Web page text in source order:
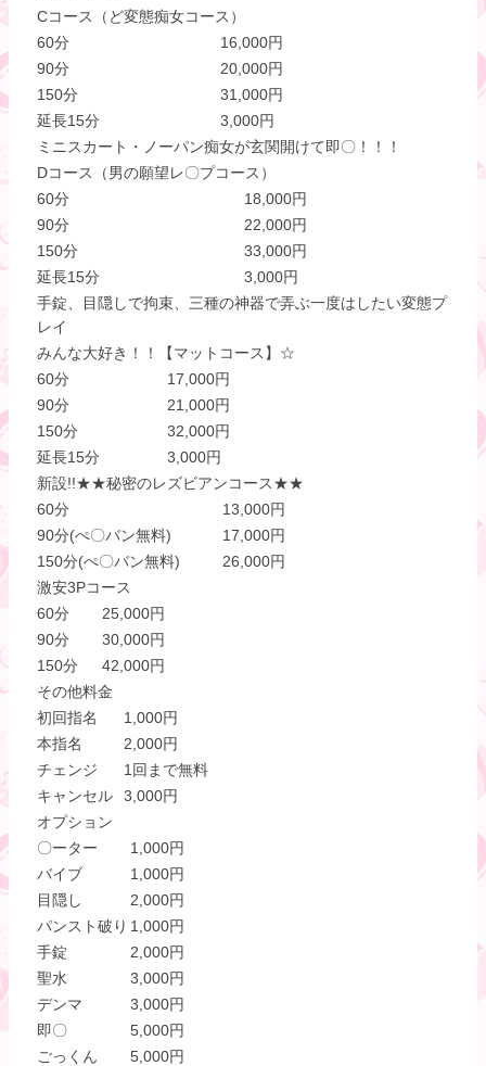
Cコース（ど変態痴女コース）
60分
16,000円
90分
20,000円
150分
31,000円
延長15分
3,000円
ミニスカート・ノーパン痴女が玄関開けて即〇！！！
Dコース（男の願望レ〇プコース）
60分
18,000円
90分
22,000円
150分
33,000円
延長15分
3,000円
手錠、目隠しで拘束、三種の神器で弄ぶ一度はしたい変態プ
レイ
みんな大好き！！【マットコース】☆
60分
17,000円
90分
21,000円
150分
32,000円
延長15分
3,000円
新設!!★★秘密のレズビアンコース★★
60分
13,000円
90分(ぺ〇バン無料)
17,000円
150分(ぺ〇バン無料)
26,000円
激安3Pコース
60分
25,000円
90分
30,000円
150分
42,000円
その他料金
初回指名
1,000円
本指名
2,000円
チェンジ
1回まで無料
キャンセル
3,000円
オプション
〇ーター
1,000円
バイブ
1,000円
目隠し
2,000円
パンスト破り 1,000円
手錠
2,000円
聖水
3,000円
デンマ
3,000円
即〇
5,000円
ごっくん
5,000円